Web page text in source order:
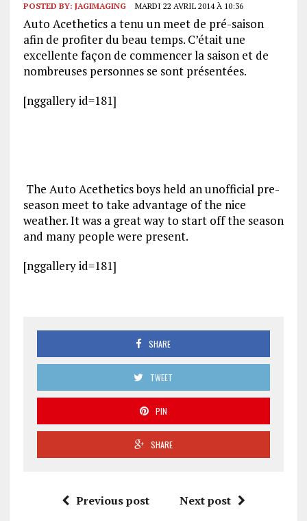
POSTED BY: JAGIMAGING MARDI 22 AVRIL 2014 À 10:36
Auto Acethetics a tenu un meet de pré-saison
afin de profiter du beau temps. C’était une
excellente façon de commencer la saison et de
nombreuses personnes se sont présentées.
[nggallery id=181]
The Auto Acethetics boys held an unofficial pre-
season meet to take advantage of the nice
weather. It was a great way to start off the season
and many people were present.
[nggallery id=181]
SHARE
TWEET
PIN
SHARE
Previous post Next post